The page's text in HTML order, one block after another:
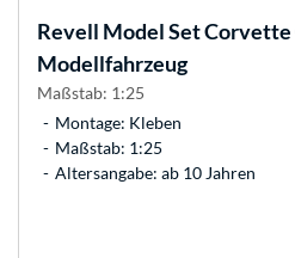
Revell Model Set
Modellfahrzeug
Maßstab: 1:25
Montage: Kleben
Maßstab: 1:25
Altersangabe: ab 10 Jahren